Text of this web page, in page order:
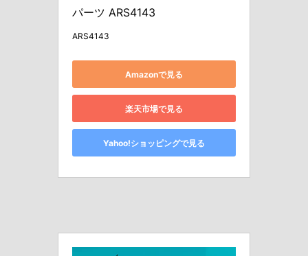
パーツ ARS4143
ARS4143
Amazonで見る
楽天市場で見る
Yahoo!ショッピングで見る